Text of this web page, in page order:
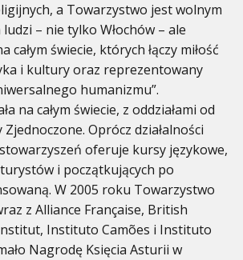
a Towarzystwo jest wolnym
– nie tylko Włochów – ale
całym świecie, których łączy miłość
i kultury oraz reprezentowany
humanizmu”.
na całym świecie, z oddziałami od
Oprócz działalności
oferuje kursy językowe,
i początkujących po
W 2005 roku Towarzystwo
z Alliance Française, British
Instituto Camões i Instituto
Nagrodę Księcia Asturii w